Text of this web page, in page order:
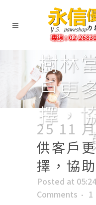
樹林
戶更
擇，
25 11 月
供客戶
擇，協
Posted at
Comments
1